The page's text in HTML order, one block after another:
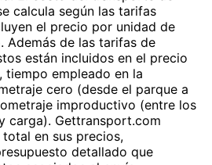
calcula según las tarifas
el precio por unidad de
de las tarifas de
están incluidos en el precio
empleado en la
cero (desde el parque a
improductivo (entre los
carga). Gettransport.com
en sus precios,
detallado que